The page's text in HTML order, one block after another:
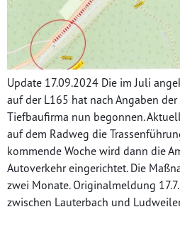
Update 17.09.2024 Die im Juli
auf der L165 hat nach Angaben
Tiefbaufirma nun begonnen.
auf dem Radweg die
kommende Woche wird dann die
Autoverkehr eingerichtet. Die
zwei Monate. Originalmeldung
zwischen Lauterbach und